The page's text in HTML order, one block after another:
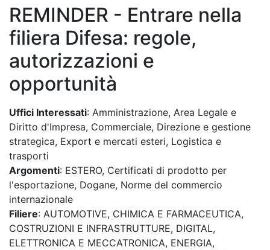
REMINDER - Entrare nella
filiera Difesa: regole,
autorizzazioni e
opportunità
Uffici Interessati: Amministrazione, Area Legale e
Diritto d'Impresa, Commerciale, Direzione e gestione
strategica, Export e mercati esteri, Logistica e
trasporti
Argomenti: ESTERO, Certificati di prodotto per
l'esportazione, Dogane, Norme del commercio
internazionale
Filiere: AUTOMOTIVE, CHIMICA E FARMACEUTICA,
COSTRUZIONI E INFRASTRUTTURE, DIGITAL,
ELETTRONICA E MECCATRONICA, ENERGIA,